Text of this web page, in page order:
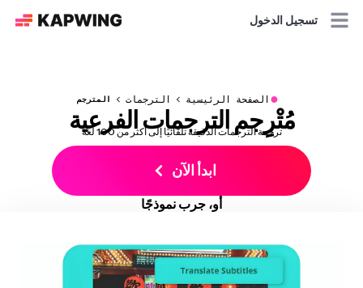
تسجيل الدخول
● الصفحة الرئيسية الترجمات المترجم
مُتْرِجم الترجمات الفرعية
ترجمة الترجمات الدقيقة تلقائيًا إلى أكثر من 100 لغة
ابدأ الآن
أو، جرب نموذجًا